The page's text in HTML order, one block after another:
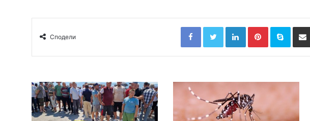
Сподели
FacebookTwitterLinkedInPinterestSkype